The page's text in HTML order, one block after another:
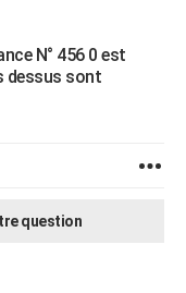
N° 456 0 est
dessus sont
question